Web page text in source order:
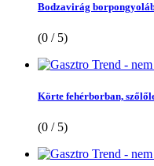
Bodzavirág
(0 / 5)
Körte fehérborban,
(0 / 5)